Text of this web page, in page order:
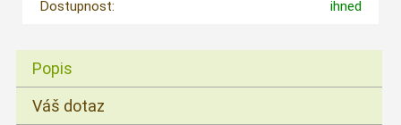
Dostupnost:
ihned
Popis
Váš dotaz